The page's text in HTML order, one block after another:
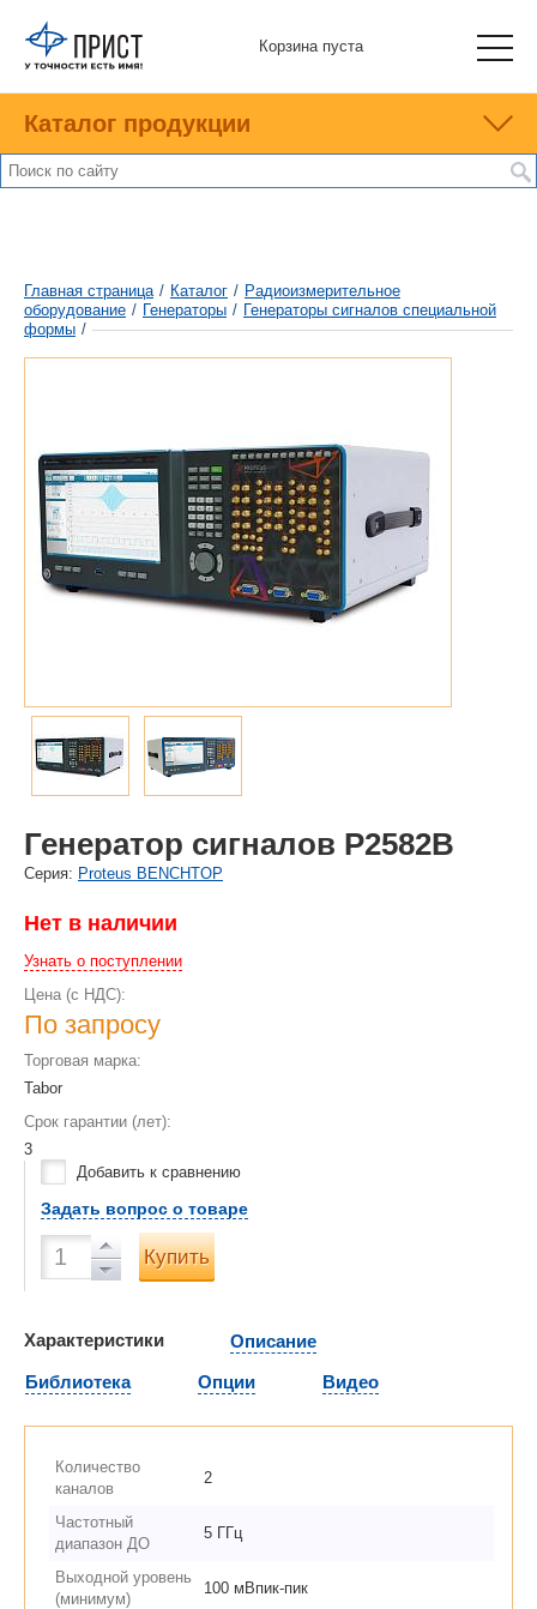
Корзина пуста
Каталог продукции
Главная страница / Каталог / Радиоизмерительное
оборудование / Генераторы / Генераторы сигналов специальной
формы /
Генератор сигналов P2582B
Cерия: Proteus BENCHTOP
Нет в наличии
Узнать о поступлении
Цена (с НДС):
По запросу
Торговая марка:
Tabor
Срок гарантии (лет):
3
Добавить к сравнению
Задать вопрос о товаре
Купить
Характеристики
Описание
Библиотека
Опции Видео
Количество
каналов
2
Частотный
диапазон ДО
5 ГГц
Выходной уровень
(минимум)
100 мВпик-пик